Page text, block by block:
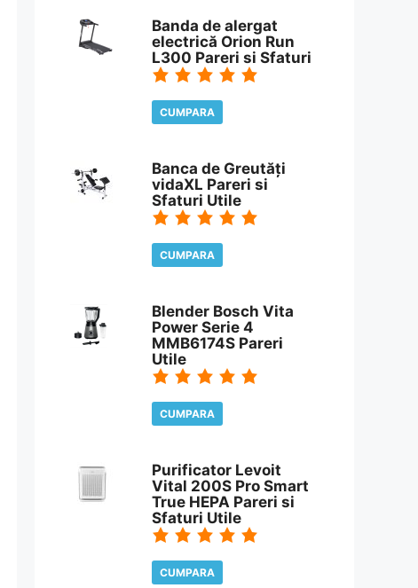
Banda de alergat
electrică Orion Run
L300 Pareri si Sfaturi
CUMPARA
Banca de Greutăți
vidaXL Pareri si
Sfaturi Utile
CUMPARA
Blender Bosch Vita
Power Serie 4
MMB6174S Pareri
Utile
CUMPARA
Purificator Levoit
Vital 200S Pro Smart
True HEPA Pareri si
Sfaturi Utile
CUMPARA